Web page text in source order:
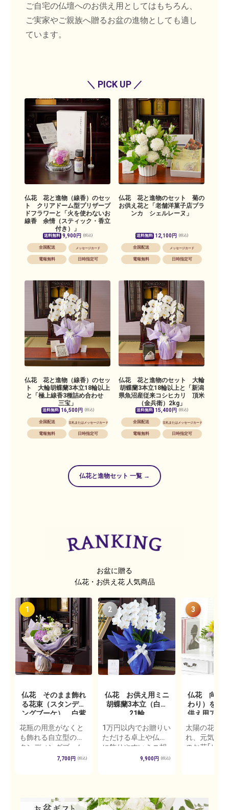
ご自宅の仏壇へのお供え用としてはもちろん、
ご実家やご親族へ贈るお盆の進物としても適し
ています。
＼ PICK UP ／
仏花 花と進物（線香）のセッ
ト クリアドーム型プリザーブ
ドフラワーと「火を使わないお
線香 余情（スティック・香立
付き）」
送料無料 9,900円 (税込)
全国配送 メッセージカード
電報無料 日時指定可
仏花 花と進物のセット 菊の
お供え花と「老舗洋菓子店ブラ
ンカ シェルレーヌ」
送料無料 12,100円 (税込)
全国配送 メッセージカード
電報無料 日時指定可
仏花 花と進物（線香）のセッ
ト 大輪胡蝶蘭3本立18輪以上
と「極上線香3種詰め合わせ
三宝」
送料無料 16,500円 (税込)
全国配送 立札またはメッセージカード
電報無料 日時指定可
仏花 花と進物のセット 大輪
胡蝶蘭3本立18輪以上と「新潟
県魚沼産従来コシヒカリ 頂米
（金兵衛）2kg」
送料無料 15,400円 (税込)
全国配送 立札またはメッセージカード
電報無料 日時指定可
仏花と進物セット 一覧 →
お盆に贈る
仏花・お供え花 人気商品
1
仏花 そのまま飾れ
る花束（スタンディ
ングブーケ） 白紫
系 Sサイズ
花瓶の用意がなくと
も飾れる自立型のス
タンディングブーケ
です。花束（ブー
ントフラワーのよう
7,700円 (税込)
2
仏花 お供え用ミニ
胡蝶蘭3本立（白）
21輪
1万円以内でお贈りい
ただける卓上や仏間
に飾りやすいミニ胡
蝶蘭2本立ての鉢花で
お花も長持ちで高品
9,900円 (税込)
3
仏花 向日
わり）を使
供え用アレ
トフラワ
太陽の花と
れ、元気の
のお花｢ヒマ
和らげます。